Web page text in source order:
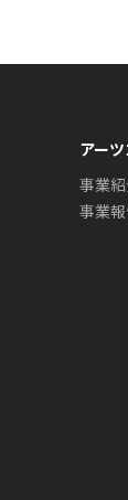
アー
事業
事業